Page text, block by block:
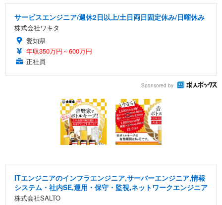
サービスエンジニア/週休2日以上/土日両日固定休み/日曜休み
株式会社ワキタ
愛知県
年収350万円～600万円
正社員
Sponsored by
ITエンジニアのインフラエンジニア,サーバーエンジニア,情報
システム・社内SE,運用・保守・監視,ネットワークエンジニア
株式会社SALTO